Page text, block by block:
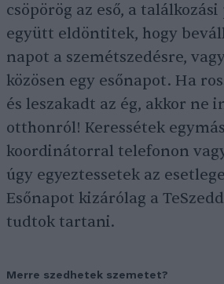
csöpörög az eső, a
együtt eldöntitek, hogy
napot a szemétszedésre,
közösen egy esőnapot. Ha
és leszakadt az ég, akkor ne
otthonról! Keressétek
koordinátorral telefonon
úgy egyeztessetek az
Esőnapot kizárólag a
tudtok tartani.
Merre szedhetek szemetet?